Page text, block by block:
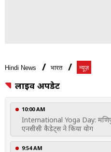
Hindi News भारत न्यूज़
लाइव अपडेट
10:00 AM
International Yoga Day: मणिपुर
एनसीसी कैडेट्स ने किया योग
9:54 AM